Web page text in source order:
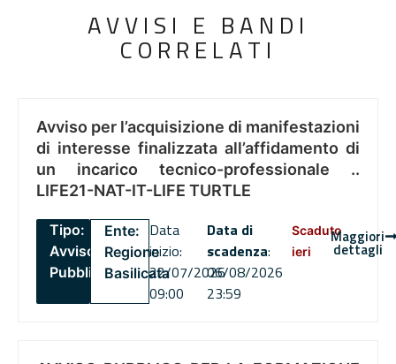
AVVISI E BANDI
CORRELATI
Avviso per l’acquisizione di manifestazioni
di interesse finalizzata all’affidamento di
un incarico tecnico-professionale ..
LIFE21-NAT-IT-LIFE TURTLE
Tipo:
Avviso
Pubblico
Ente:
Regione
Basilicata
Data
inizio:
22/07/2026
09:00
Data di
scadenza:
06/08/2026
23:59
Scaduto
ieri
Maggiori
dettagli